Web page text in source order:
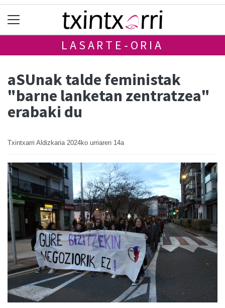
LASARTE-ORIA
aSUnak talde feministak
"barne lanketan zentratzea"
erabaki du
Txintxarri Aldizkaria 2024ko urriaren 14a